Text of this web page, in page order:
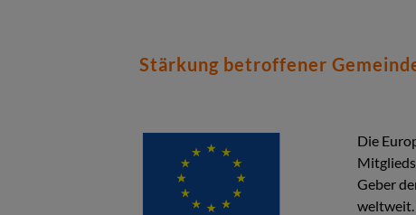
Stärkung betroffener
Die
Geber
weltweit.